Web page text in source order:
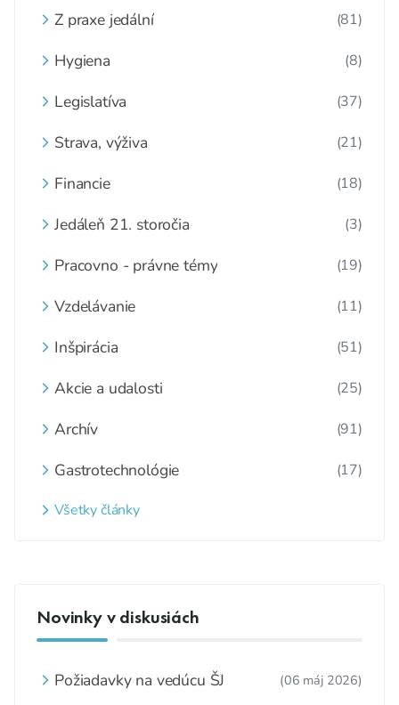
Z praxe jedální (81)
Hygiena (8)
Legislatíva (37)
Strava, výživa (21)
Financie (18)
Jedáleň 21. storočia (3)
Pracovno - právne témy (19)
Vzdelávanie (11)
Inšpirácia (51)
Akcie a udalosti (25)
Archív (91)
Gastrotechnológie (17)
Všetky články
Novinky v diskusiách
Požiadavky na vedúcu ŠJ (06 máj 2026)